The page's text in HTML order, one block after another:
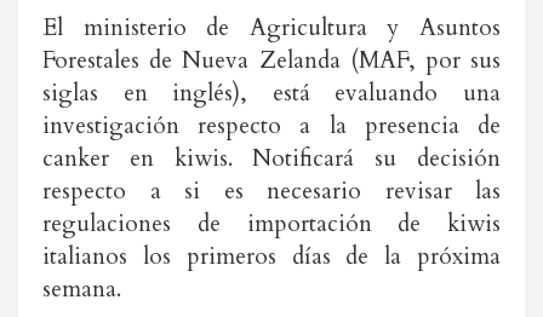
El ministerio de Agricultura y Asuntos
Forestales de Nueva Zelanda (MAF, por sus
siglas en inglés), está evaluando una
investigación respecto a la presencia de
canker en kiwis. Notificará su decisión
respecto a si es necesario revisar las
regulaciones de importación de kiwis
italianos los primeros días de la próxima
semana.